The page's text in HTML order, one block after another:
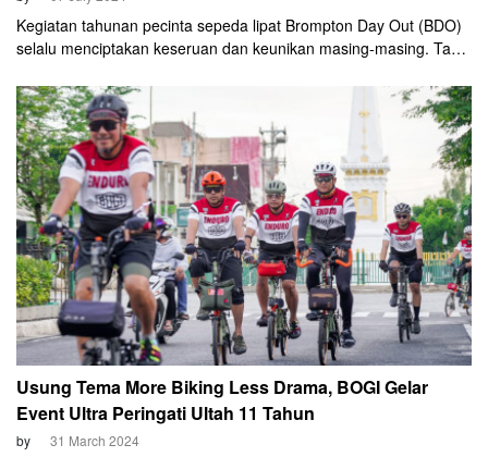
Kegiatan tahunan pecinta sepeda lipat Brompton Day Out (BDO)
selalu menciptakan keseruan dan keunikan masing-masing. Tak
Minggu, 7 Juli 2024. Bertemakan Indonesia Art and Culture,
acara ini diikuti oleh 350 peserta dari seluruh Indonesia.
Usung Tema More Biking Less Drama, BOGI Gelar
Event Ultra Peringati Ultah 11 Tahun
by 31 March 2024